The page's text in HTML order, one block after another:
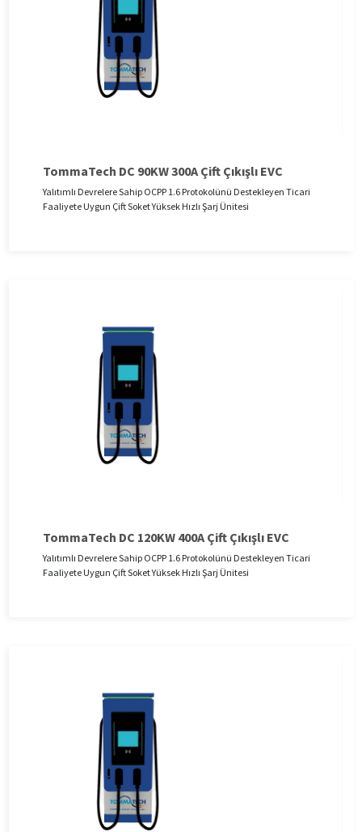
TommaTech DC 90KW 300A Çift Çıkışlı EVC
Yalıtımlı Devrelere Sahip OCPP 1.6 Protokolünü Destekleyen Ticari
Faaliyete Uygun Çift Soket Yüksek Hızlı Şarj Ünitesi
TommaTech DC 120KW 400A Çift Çıkışlı EVC
Yalıtımlı Devrelere Sahip OCPP 1.6 Protokolünü Destekleyen Ticari
Faaliyete Uygun Çift Soket Yüksek Hızlı Şarj Ünitesi